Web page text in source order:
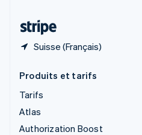
Suisse (Français)
Produits et tarifs
Tarifs
Atlas
Authorization Boost